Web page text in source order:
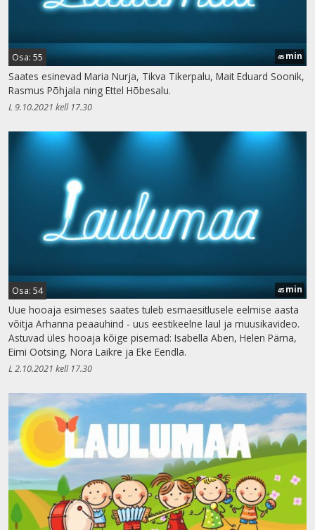
Osa: 55 45 min
Saates esinevad Maria Nurja, Tikva Tikerpalu, Mait Eduard Soonik,
Rasmus Põhjala ning Ettel Hõbesalu.
L 9.10.2021 kell 17.30
Osa: 54 45 min
Uue hooaja esimeses saates tuleb esmaesitlusele eelmise aasta
võitja Arhanna peaauhind - uus eestikeelne laul ja muusikavideo.
Astuvad üles hooaja kõige pisemad: Isabella Aben, Helen Pärna,
Eimi Ootsing, Nora Laikre ja Eke Eendla.
L 2.10.2021 kell 17.30